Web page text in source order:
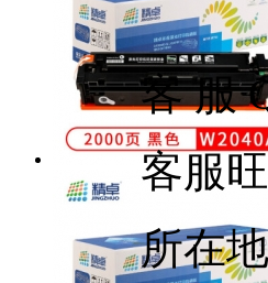
客 服
客服
所在